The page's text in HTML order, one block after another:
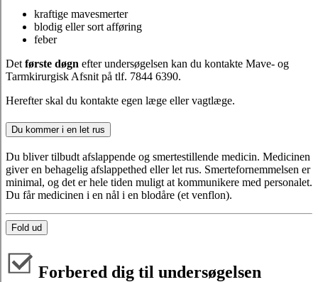
kraftige mavesmerter
blodig eller sort afføring
feber
Detførste døgn efter undersøgelsen kan du kontakte Mave- og
Tarmkirurgisk Afsnit på tlf. 7844 6390.
Herefter skal du kontakte egen læge eller vagtlæge.
Du kommer i en let rus
Du bliver tilbudt afslappende og smertestillende medicin. Medicinen
giver en behagelig afslappethed eller let rus. Smertefornemmelsen er
minimal, og det er hele tiden muligt at kommunikere med personalet.
Du får medicinen i en nål i en blodåre (et venflon).
Fold ud
Forbered dig til undersøgelsen